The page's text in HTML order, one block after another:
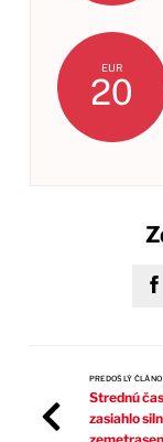
EUR
20
PREDOŠLÝ
Strednú
zasiahlo